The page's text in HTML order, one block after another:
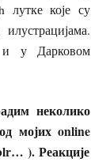
лутке које су
и у Дарковом
неколико
мојих online
). Реакције